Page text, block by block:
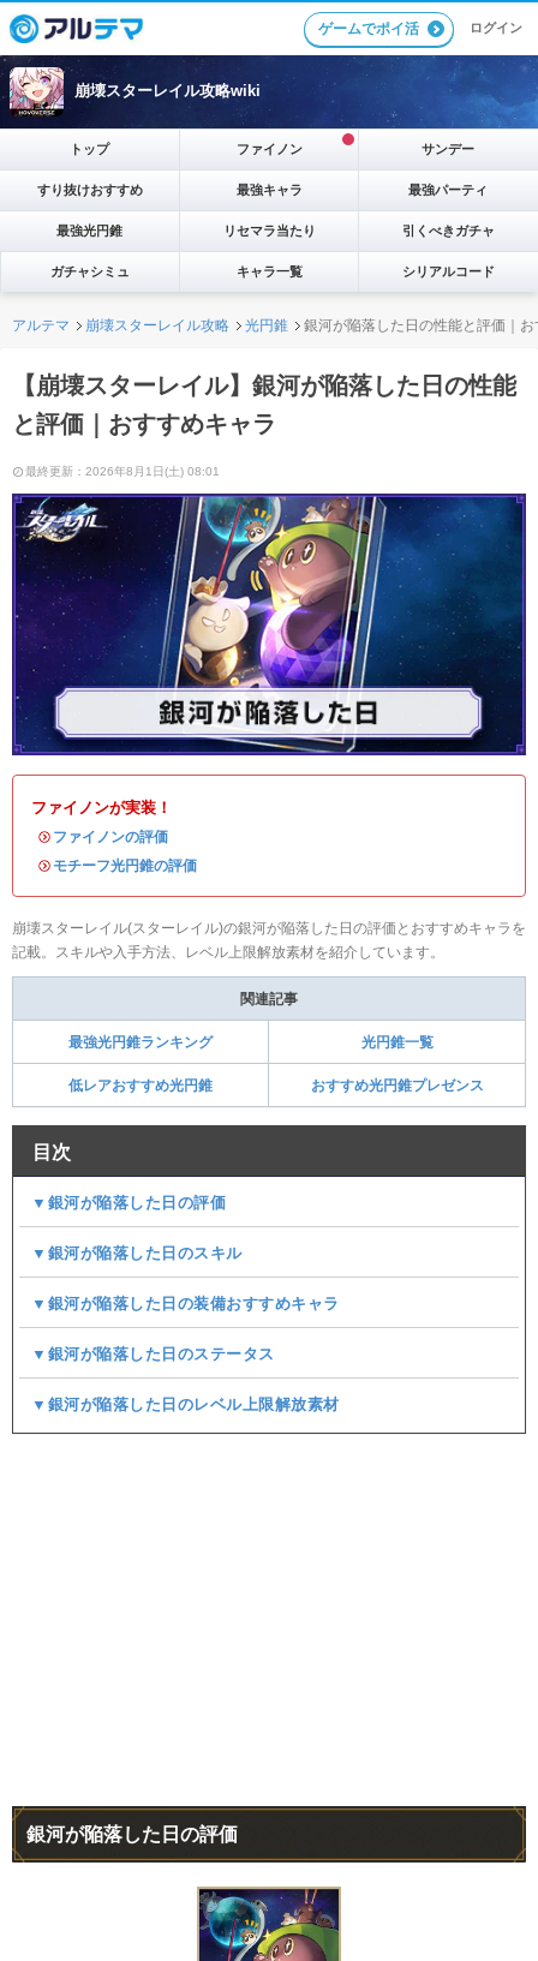
ゲームでポイ活 ログイン
崩壊スターレイル攻略wiki
トップ ファイノン サンデー
すり抜けおすすめ 最強キャラ 最強パーティ
最強光円錐 リセマラ当たり 引くべきガチャ
ガチャシミュ キャラ一覧 シリアルコード
アルテマ 崩壊スターレイル攻略 光円錐 銀河が陥落した日の性能と評価｜
【崩壊スターレイル】銀河が陥落した日の性能
と評価｜おすすめキャラ
最終更新：2026年8月1日(土) 08:01
ファイノンが実装！
・ ファイノンの評価
・ モチーフ光円錐の評価
崩壊スターレイル(スターレイル)の銀河が陥落した日の評価とおすすめキャラを
記載。スキルや入手方法、レベル上限解放素材を紹介しています。
関連記事
最強光円錐ランキング 光円錐一覧
低レアおすすめ光円錐 おすすめ光円錐プレゼンス
目次
▼銀河が陥落した日の評価
▼銀河が陥落した日のスキル
▼銀河が陥落した日の装備おすすめキャラ
▼銀河が陥落した日のステータス
▼銀河が陥落した日のレベル上限解放素材
銀河が陥落した日の評価